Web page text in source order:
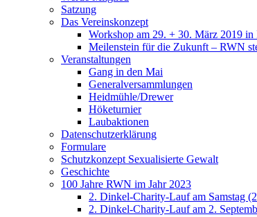
Satzung
Das Vereinskonzept
Workshop am 29. + 30. März 2019 in
Meilenstein für die Zukunft – RWN
Veranstaltungen
Gang in den Mai
Generalversammlungen
Heidmühle/Drewer
Höketurnier
Laubaktionen
Datenschutzerklärung
Formulare
Schutzkonzept Sexualisierte Gewalt
Geschichte
100 Jahre RWN im Jahr 2023
2. Dinkel-Charity-Lauf am Samstag
2. Dinkel-Charity-Lauf am 2.